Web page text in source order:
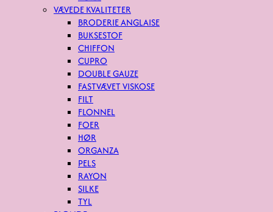
VÆVEDE KVALITETER
BRODERIE ANGLAISE
BUKSESTOF
CHIFFON
CUPRO
DOUBLE GAUZE
FASTVÆVET VISKOSE
FILT
FLONNEL
FOER
HØR
ORGANZA
PELS
RAYON
SILKE
TYL